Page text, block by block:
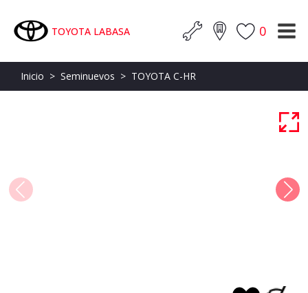
TOYOTA LABASA 0
Inicio > Seminuevos > TOYOTA C-HR